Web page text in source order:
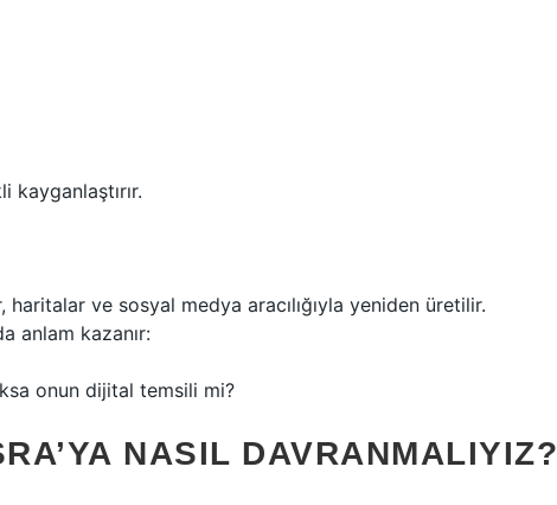
kayganlaştırır.
ve sosyal medya aracılığıyla yeniden üretilir.
anlam kazanır:
onun dijital temsili mi?
NASIL DAVRANMALIYIZ?